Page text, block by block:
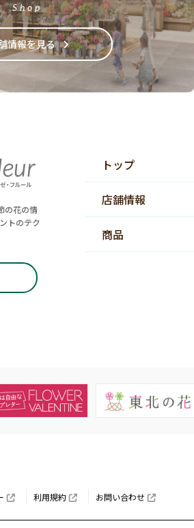
Shop
情報を見る
の花の情
トのテク
トップ
店舗情報
商品
利用規約 お問い合わせ